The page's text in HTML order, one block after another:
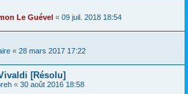
Le Guével « 09 juil. 2018 18:54
« 28 mars 2017 17:22
[Résolu]
« 30 août 2016 18:58